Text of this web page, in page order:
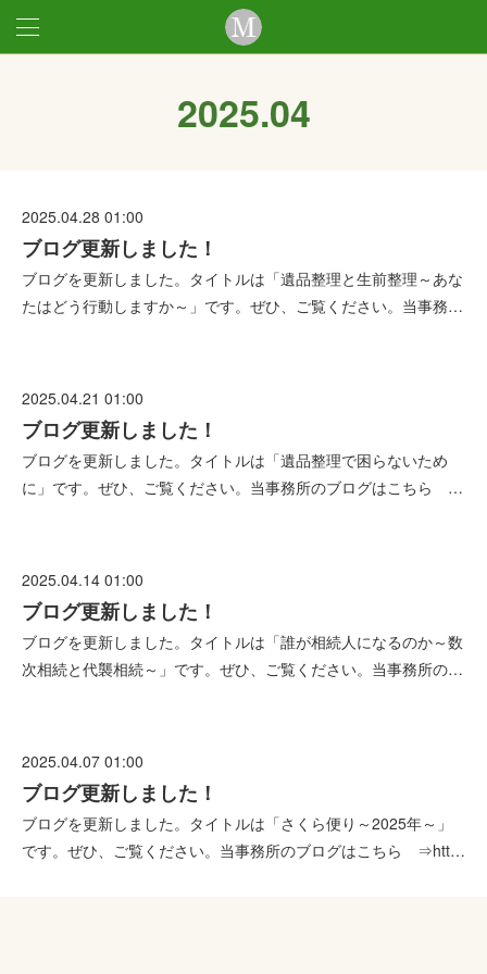
2025.04
2025.04.28 01:00
ブログ更新しました！
ブログを更新しました。タイトルは「遺品整理と生前整理～あな
たはどう行動しますか～」です。ぜひ、ご覧ください。当事務…
2025.04.21 01:00
ブログ更新しました！
ブログを更新しました。タイトルは「遺品整理で困らないため
に」です。ぜひ、ご覧ください。当事務所のブログはこちら …
2025.04.14 01:00
ブログ更新しました！
ブログを更新しました。タイトルは「誰が相続人になるのか～数
次相続と代襲相続～」です。ぜひ、ご覧ください。当事務所の…
2025.04.07 01:00
ブログ更新しました！
ブログを更新しました。タイトルは「さくら便り～2025年～」
です。ぜひ、ご覧ください。当事務所のブログはこちら ⇒htt…